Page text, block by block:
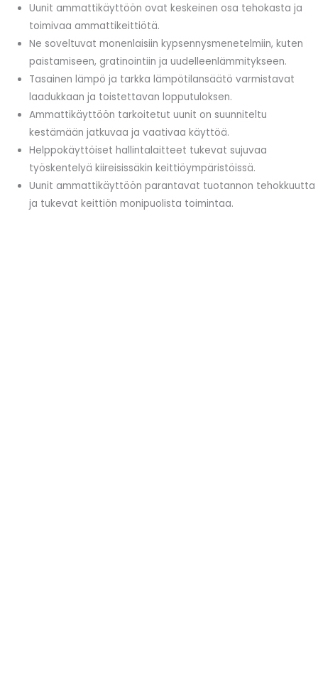
Uunit ammattikäyttöön ovat keskeinen osa tehokasta ja
toimivaa ammattikeittiötä.
Ne soveltuvat monenlaisiin kypsennysmenetelmiin, kuten
paistamiseen, gratinointiin ja uudelleenlämmitykseen.
Tasainen lämpö ja tarkka lämpötilansäätö varmistavat
laadukkaan ja toistettavan lopputuloksen.
Ammattikäyttöön tarkoitetut uunit on suunniteltu
kestämään jatkuvaa ja vaativaa käyttöä.
Helppokäyttöiset hallintalaitteet tukevat sujuvaa
työskentelyä kiireisissäkin keittiöympäristöissä.
Uunit ammattikäyttöön parantavat tuotannon tehokkuutta
ja tukevat keittiön monipuolista toimintaa.